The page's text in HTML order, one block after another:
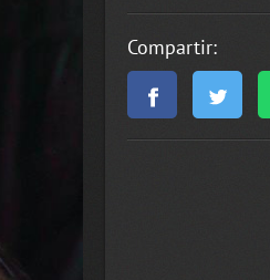
Compartir: